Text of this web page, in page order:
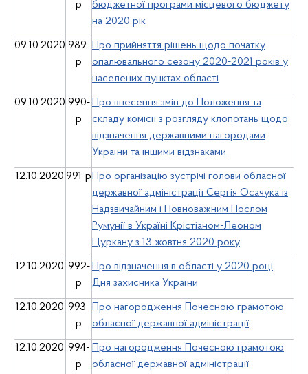
р
бюджетної програми місцевого бюджету
на 2020 рік
09.10.2020 989-
р
Про прийняття рішень щодо початку
опалювального сезону 2020-2021 років у
населених пунктах області
09.10.2020 990-
р
Про внесення змін до Положення та
складу комісії з розгляду клопотань щодо
відзначення державними нагородами
України та іншими відзнаками
12.10.2020 991-р
Про організацію зустрічі голови обласної
державної адміністрації Сергія Осачука із
Надзвичайним і Повноважним Послом
Румунії в Україні Крістіаном-Леоном
Цуркану з 13 жовтня 2020 року
12.10.2020 992-
р
Про відзначення в області у 2020 році
Дня захисника України
12.10.2020 993-
р
Про нагородження Почесною грамотою
обласної державної адміністрації
12.10.2020 994-
р
Про нагородження Почесною грамотою
обласної державної адміністрації